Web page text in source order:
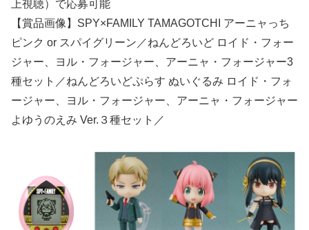
上視聴）で応募可能
【賞品画像】SPY×FAMILY TAMAGOTCHI アーニャっち
ピンク or スパイグリーン／ねんどろいど ロイド・フォー
ジャー、ヨル・フォージャー、アーニャ・フォージャー3
種セット／ねんどろいどぷらす ぬいぐるみ ロイド・フォ
ージャー、ヨル・フォージャー、アーニャ・フォージャー
よゆうのえみ Ver.３種セット／